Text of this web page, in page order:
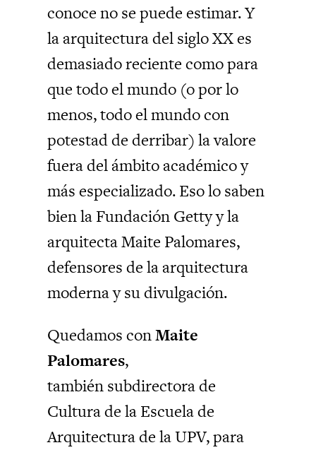
conoce no se puede estimar. Y
la arquitectura del siglo XX es
demasiado reciente como para
que todo el mundo (o por lo
menos, todo el mundo con
potestad de derribar) la valore
fuera del ámbito académico y
más especializado. Eso lo saben
bien la Fundación Getty y la
arquitecta Maite Palomares,
defensores de la arquitectura
moderna y su divulgación.
Quedamos conMaite
Palomares,
también subdirectora de
Cultura de la Escuela de
Arquitectura de la UPV, para